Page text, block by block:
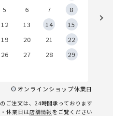
5 6 7
8
12 13 14
15
19 20 21
22
26 27 28
29
オンラインショップ休業日
ご注文は、24時間承っております
休業日は店舗情報をご覧ください